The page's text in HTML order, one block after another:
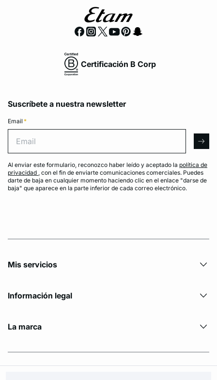
Certificación B Corp
Suscríbete a nuestra newsletter
Email *
Al enviar este formulario, reconozco haber leído y aceptado la política de
privacidad , con el fin de enviarte comunicaciones comerciales. Puedes
darte de baja en cualquier momento haciendo clic en el enlace "darse de
baja" que aparece en la parte inferior de cada correo electrónico.
Mis servicios
Información legal
La marca